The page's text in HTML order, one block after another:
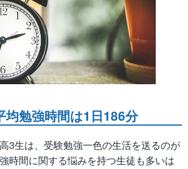
均勉強時間は1日186分
3生は、受験勉強一色の生活を送るのが
時間に関する悩みを持つ生徒も多いは